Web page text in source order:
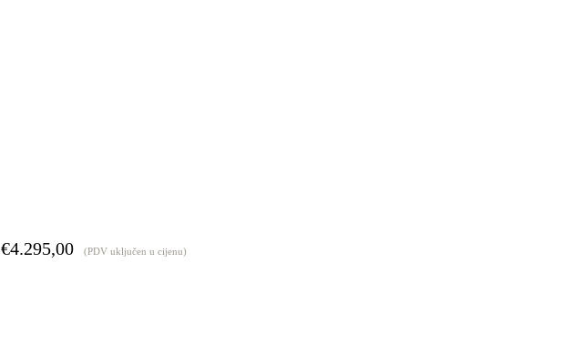
€4.295,00Raspon
(PDV uključen u cijenu)